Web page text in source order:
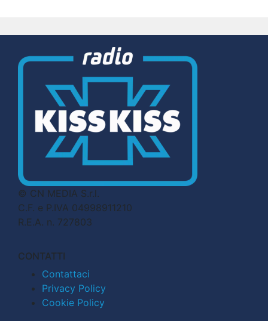
© CN MEDIA S.r.l.
C.F. e P.IVA 04998911210
R.E.A. n. 727803
CONTATTI
Contattaci
Privacy Policy
Cookie Policy